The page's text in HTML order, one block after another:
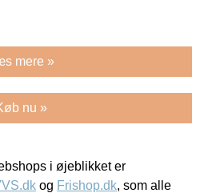
mere »
nu »
i øjeblikket er
og Frishop.dk, som alle